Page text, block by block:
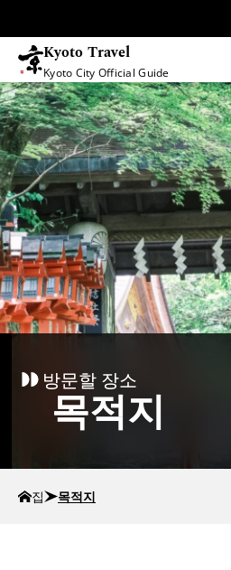
Kyoto Travel
Kyoto City Official Guide
콘텐츠 건너뛰기
방문할 장소
목적지
집 목적지